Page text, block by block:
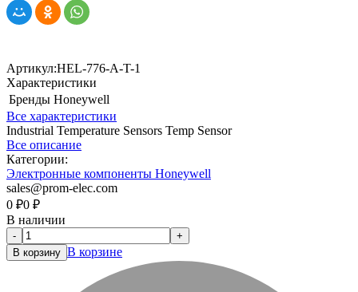
Артикул:HEL-776-A-T-1
Характеристики
Бренды Honeywell
Все характеристики
Industrial Temperature Sensors Temp Sensor
Все описание
Категории:
Электронные компоненты Honeywell
sales@prom-elec.com
0 ₽0 ₽
В наличии
-
+
В корзину В корзине